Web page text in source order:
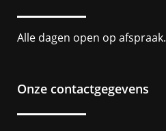
Alle dagen open op afspraak.
Onze contactgegevens